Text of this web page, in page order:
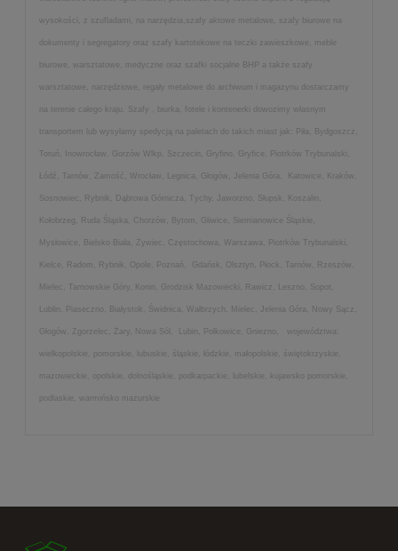
wysokości, z szufladami, na narzędzia,szafy aktowe metalowe, szafy biurowe na
dokumenty i segregatory oraz szafy kartotekowe na teczki zawieszkowe, meble
biurowe, warsztatowe, medyczne oraz szafki socjalne BHP a także szafy
warsztatowe, narzędziowe, regały metalowe do archiwum i magazynu dostarczamy
na terenie całego kraju. Szafy , biurka, fotele i kontenerki dowozimy własnym
transportem lub wysyłamy spedycją na paletach do takich miast jak: Piła, Bydgoszcz,
Toruń, Inowrocław, Gorzów Wlkp, Szczecin, Gryfino, Gryfice, Piotrków Trybunalski,
Łódź, Tarnów, Zamość, Wrocław, Legnica, Głogów, Jelenia Góra, Katowice, Kraków,
Sosnowiec, Rybnik, Dąbrowa Górnicza, Tychy, Jaworzno, Słupsk, Koszalin,
Kołobrzeg, Ruda Śląska, Chorzów, Bytom, Gliwice, Siemianowice Śląskie,
Mysłowice, Bielsko Biała, Żywiec, Częstochowa, Warszawa, Piotrków Trybunalski,
Kielce, Radom, Rybnik, Opole, Poznań, Gdańsk, Olsztyn, Płock, Tarnów, Rzeszów,
Mielec, Tarnowskie Góry, Konin, Grodzisk Mazowiecki, Rawicz, Leszno, Sopot,
Lublin, Piaseczno, Białystok, Świdnica, Wałbrzych, Mielec, Jelenia Góra, Nowy Sącz,
Głogów, Zgorzelec, Żary, Nowa Sól, Lubin, Polkowice, Gniezno, województwa:
wielkopolskie, pomorskie, lubuskie, śląskie, łódzkie, małopolskie, świętokrzyskie,
mazowieckie, opolskie, dolnośląskie, podkarpackie, lubelskie, kujawsko pomorskie,
podlaskie, warmińsko mazurskie